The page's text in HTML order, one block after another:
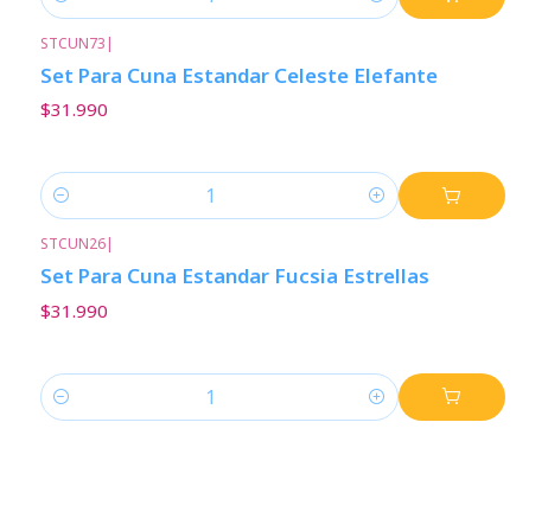
Cantidad
STCUN73 |
Set Para Cuna Estandar Celeste Elefante
$31.990
Cantidad
STCUN26|
Set Para Cuna Estandar Fucsia Estrellas
$31.990
Cantidad